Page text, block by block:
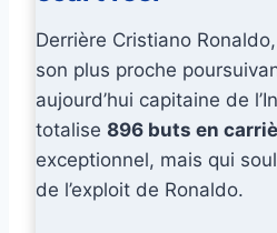
Derrière Cristiano Ronaldo,
son plus proche
aujourd’hui capitaine de
totalise 896 buts en
exceptionnel, mais qui
de l’exploit de Ronaldo.